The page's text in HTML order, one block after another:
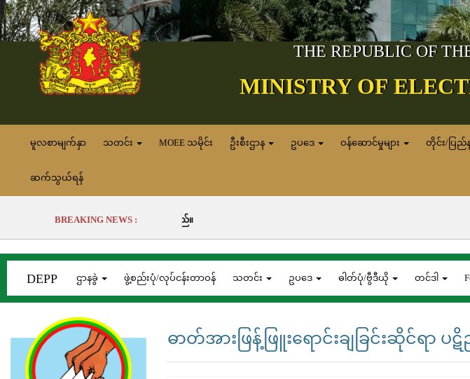
THE REPUBLIC OF
MINISTRY OF
မူလစာမျက်နှာ သတင်း MOEE သမိုင်း ဦးစီးဌာန ဥပဒေ ဝန်ဆောင်မှုများ တိုင်း/ပြည်
ဆက်သွယ်ရန်
BREAKING NEWS :
DEPP ဌာနခွဲ ဖွဲ့စည်းပုံ/လုပ်ငန်းတာဝန် သတင်း ဥပဒေ ဓါတ်ပုံ/ဗွီဒီယို တင်ဒါ
ဓာတ်အားဖြန့်ဖြူးရောင်းချခြင်းဆိုင်ရာ ပ